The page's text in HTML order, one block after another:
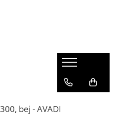
bej - AVADI